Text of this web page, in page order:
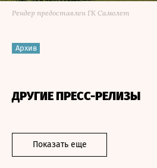
Рендер предоставлен ГК Самолет
Архив
ДРУГИЕ ПРЕСС-РЕЛИЗЫ
Показать еще